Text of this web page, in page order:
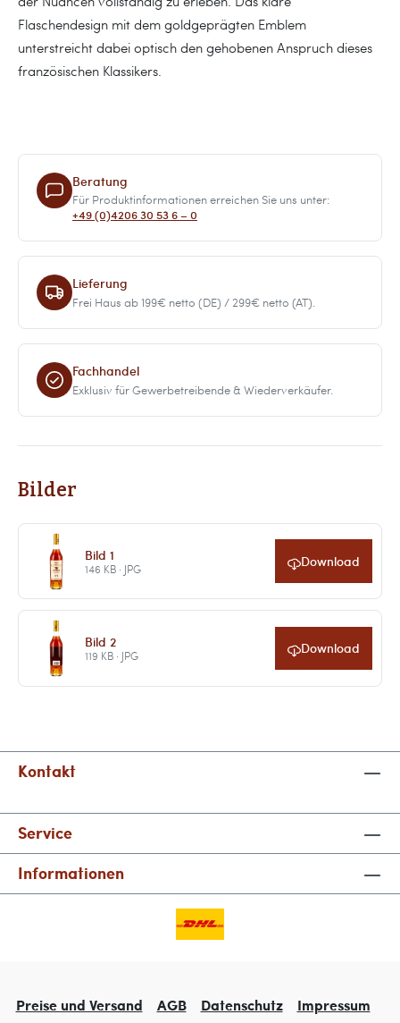
Flaschendesign mit dem goldgeprägten Emblem
unterstreicht dabei optisch den gehobenen Anspruch dieses
französischen Klassikers.
Beratung
Für Produktinformationen erreichen Sie uns unter:
+49 (0)4206 30 53 6 – 0
Lieferung
Frei Haus ab 199€ netto (DE) / 299€ netto (AT).
Fachhandel
Exklusiv für Gewerbetreibende & Wiederverkäufer.
Bilder
Bild 1
146 KB · JPG Download
Bild 2
119 KB · JPG Download
Kontakt
Service
Informationen
Preise und Versand AGB Datenschutz Impressum